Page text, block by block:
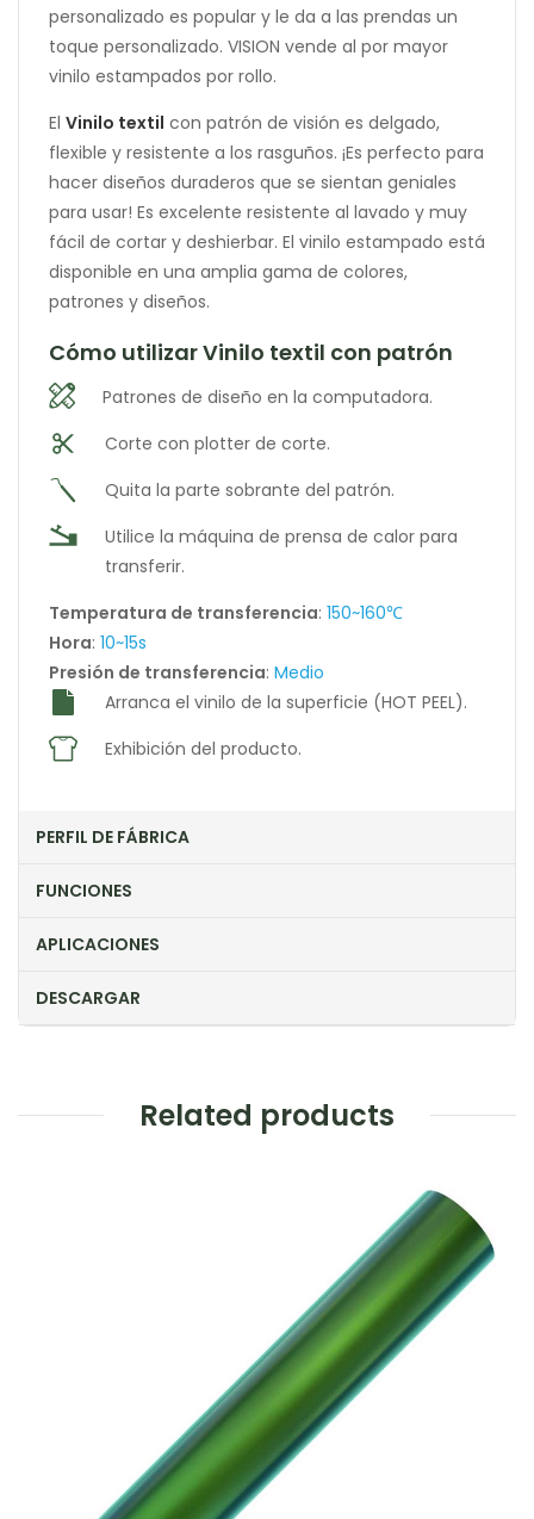
personalizado es popular y le da a las prendas un
toque personalizado. VISION vende al por mayor
vinilo estampados por rollo.
El Vinilo textil con patrón de visión es delgado,
flexible y resistente a los rasguños. ¡Es perfecto para
hacer diseños duraderos que se sientan geniales
para usar! Es excelente resistente al lavado y muy
fácil de cortar y deshierbar. El vinilo estampado está
disponible en una amplia gama de colores,
patrones y diseños.
Cómo utilizar Vinilo textil con patrón
Patrones de diseño en la computadora.
Corte con plotter de corte.
Quita la parte sobrante del patrón.
Utilice la máquina de prensa de calor para
transferir.
Temperatura de transferencia: 150~160℃
Hora: 10~15s
Presión de transferencia: Medio
Arranca el vinilo de la superficie (HOT PEEL).
Exhibición del producto.
PERFIL DE FÁBRICA
FUNCIONES
APLICACIONES
DESCARGAR
Related products